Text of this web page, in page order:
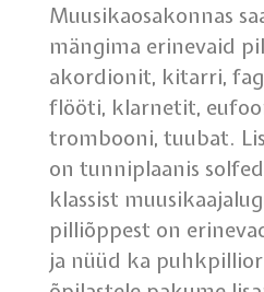
Muusikaosakonnas
mängima erinevaid
akordionit, kitarri,
flööti, klarnetit,
trombooni, tuubat.
on tunniplaanis
klassist
pilliõppest on
ja nüüd ka